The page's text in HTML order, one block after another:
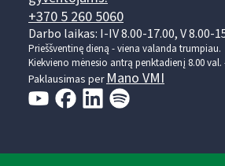
+370 5 260 5060
Darbo laikas: I-IV 8.00-17.00, V 8.00-
Prieššventinę dieną - viena valanda trumpiau.
Kiekvieno mėnesio antrą penktadienį 8.00 val.
Paklausimas per Mano VMI